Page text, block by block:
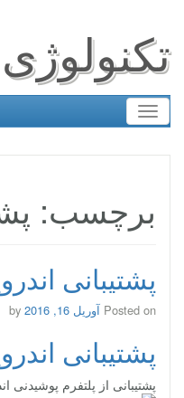
Toggle
navigation
برچسب:
پشتیبانی
Posted on آوریل 16, 2016
پشتیبانی
پشتیبانی از پلتفرم پوشیدنی